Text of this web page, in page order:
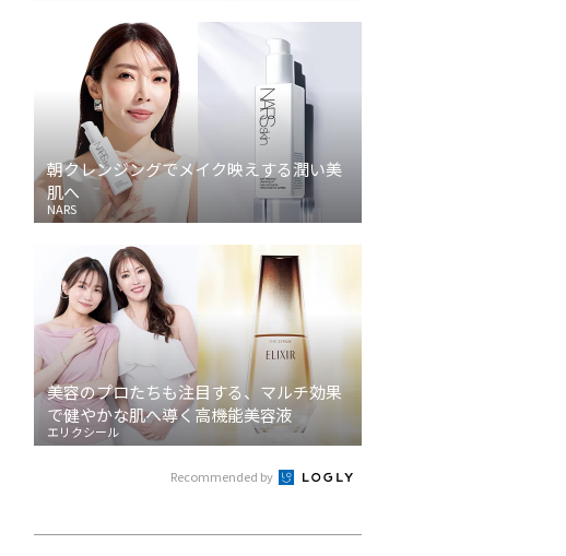
朝クレンジングでメイク映えする潤い美
肌へ
NARS
美容のプロたちも注目する、マルチ効果
で健やかな肌へ導く高機能美容液
エリクシール
Recommended by